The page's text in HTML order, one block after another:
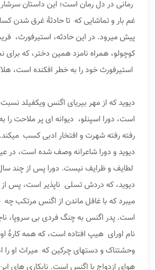
رمانی در دل رمان است؛ این داستان
غم بار و تماشایی که تا حادثهٔ غرق شدن
پیش می­رود. در این حادثه، استیرفورث،
کوچولو، همراه نامزد همین دختر، که برای
استیرفورث خود را به خطر افکنده است،
دیوید که از مهر بی­ریای اگنس ویکفیلد
است، دورا اسپنلو، دیوانه ای پر ملاحت را
رفته رفته شهرت و افتخار ادبی کسب
دیوید و دورا شاعرانه وصف شده است، در
لطایف و ظرایف نیست. دورا پس از چند
دیوید، که دردش تسلی ناپذیر است، پس از
می­برد که با غافل ماندن از اگنس مرتکب
است. پدر اگنس به چنگ فردی بی سروپا،
نام اورای هیپ افتاده است، که همه کارهٔ
وحشتناک و دست­های چرکین که میراث او را
هوای ازدواج با اگنس است. نابکاری های